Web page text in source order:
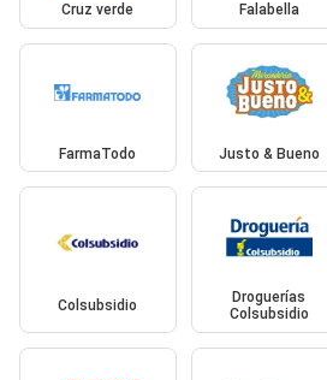
Cruz verde Falabella
FarmaTodo Justo & Bueno
Colsubsidio
Droguerías
Colsubsidio